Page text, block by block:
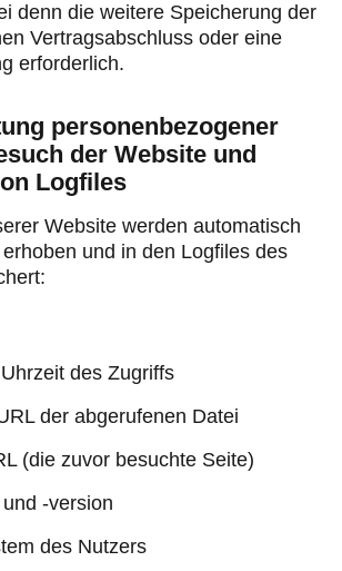
denn die weitere Speicherung der
Vertragsabschluss oder eine
erforderlich.
personenbezogener
der Website und
Logfiles
Website werden automatisch
und in den Logfiles des
des Zugriffs
der abgerufenen Datei
(die zuvor besuchte Seite)
-version
des Nutzers